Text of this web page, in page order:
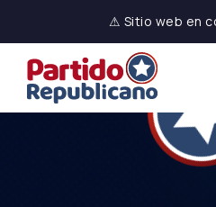
⚠ Sitio web en